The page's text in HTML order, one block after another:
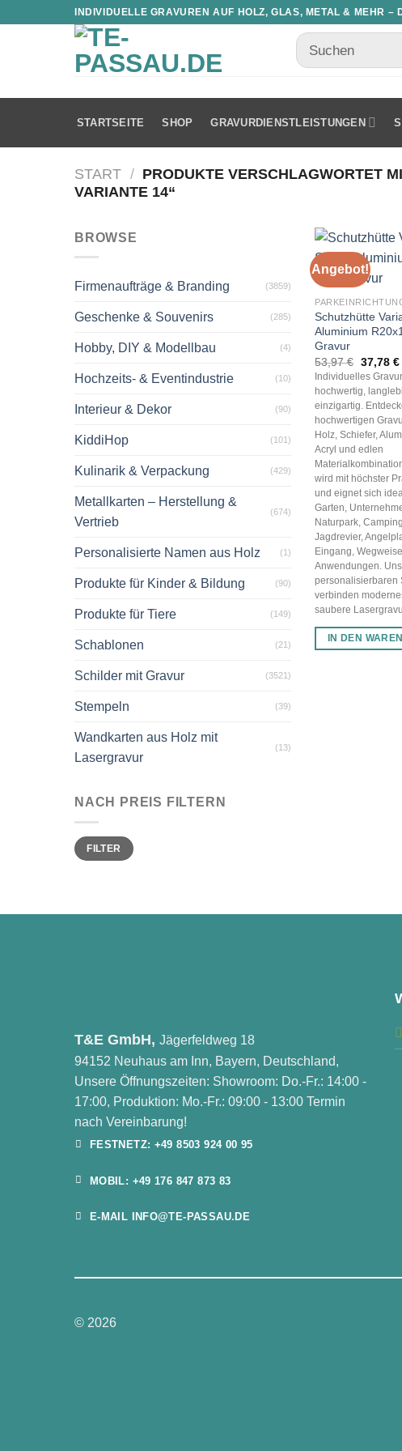
INDIVIDUELLE GRAVUREN AUF HOLZ, GLAS, METAL & MEHR –
STARTSEITE SHOP GRAVURDIENSTLEISTUNGEN
START / PRODUKTE VERSCHLAGWORTET
VARIANTE 14“
BROWSE
Firmenaufträge & Branding (3859)
Geschenke & Souvenirs (285)
Hobby, DIY & Modellbau (4)
Hochzeits- & Eventindustrie (10)
Interieur & Dekor (90)
KiddiHop (101)
Kulinarik & Verpackung (429)
Metallkarten – Herstellung &
Vertrieb
(674)
Personalisierte Namen aus Holz (1)
Produkte für Kinder & Bildung (90)
Produkte für Tiere (149)
Schablonen (21)
Schilder mit Gravur (3521)
Stempeln (39)
Wandkarten aus Holz mit
Lasergravur
(13)
NACH PREIS FILTERN
Min.
Preis
Max.
PreisFILTER
Angebot!
Schutzhütte
Aluminium
Gravur
53,97€
Preis
war:
53,97 €
37,78 €
Individuelles
hochwertig,
einzigartig.
hochwertigen
Holz, Schiefer,
Acryl und edlen
wird mit höchster
und eignet sich
Garten,
Naturpark,
Jagdrevier,
Eingang,
Anwendungen.
personalisierbaren
verbinden
saubere
IN DEN
T&E GmbH, Jägerfeldweg 18
94152 Neuhaus am Inn, Bayern, Deutschland,
Unsere Öffnungszeiten: Showroom: Do.-Fr.: 14:00 -
17:00, Produktion: Mo.-Fr.: 09:00 - 13:00 Termin
nach Vereinbarung!
FESTNETZ: +49 8503 924 00 95
MOBIL: +49 176 847 873 83
E-MAIL INFO@TE-PASSAU.DE
© 2026